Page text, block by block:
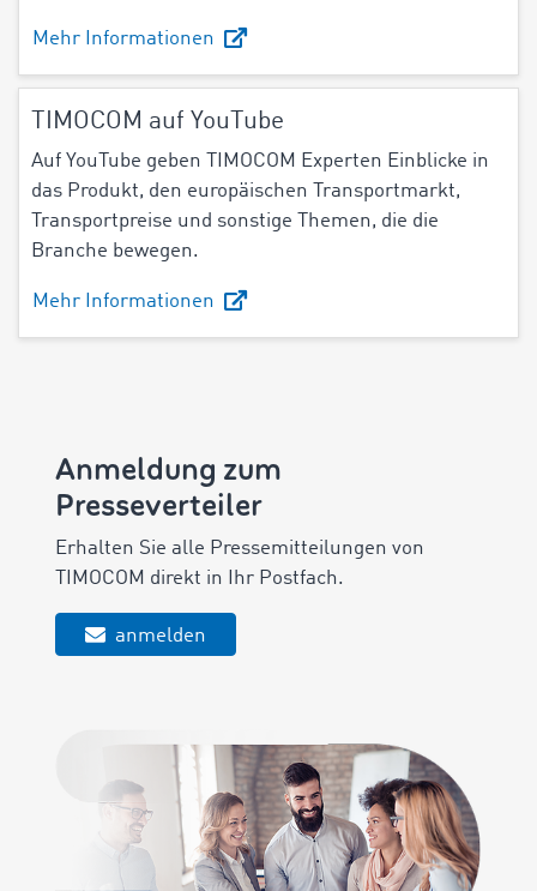
Mehr Informationen
TIMOCOM auf YouTube
Auf YouTube geben TIMOCOM Experten Einblicke in
das Produkt, den europäischen Transportmarkt,
Transportpreise und sonstige Themen, die die
Branche bewegen.
Mehr Informationen
Anmeldung zum
Presseverteiler
Erhalten Sie alle Pressemitteilungen von
TIMOCOM direkt in Ihr Postfach.
anmelden